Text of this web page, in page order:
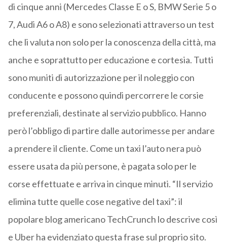
di cinque anni (Mercedes Classe E o S, BMW Serie 5 o
7, Audi A6 o A8) e sono selezionati attraverso un test
che li valuta non solo per la conoscenza della città, ma
anche e soprattutto per educazione e cortesia. Tutti
sono muniti di autorizzazione per il noleggio con
conducente e possono quindi percorrere le corsie
preferenziali, destinate al servizio pubblico. Hanno
però l’obbligo di partire dalle autorimesse per andare
a prendere il cliente. Come un taxi l’auto nera può
essere usata da più persone, è pagata solo per le
corse effettuate e arriva in cinque minuti. “Il servizio
elimina tutte quelle cose negative del taxi”: il
popolare blog americano TechCrunch lo descrive così
e Uber ha evidenziato questa frase sul proprio sito.